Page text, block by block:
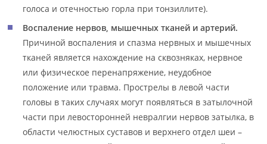
голоса и отечностью горла при тонзиллите).
Воспаление нервов, мышечных тканей и артерий.
Причиной воспаления и спазма нервных и мышечных
тканей является нахождение на сквозняках, нервное
или физическое перенапряжение, неудобное
положение или травма. Прострелы в левой части
головы в таких случаях могут появляться в затылочной
части при левосторонней невралгии нервов затылка, в
области челюстных суставов и верхнего отдел шеи –